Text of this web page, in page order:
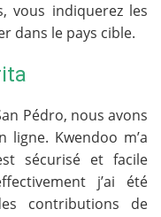
vous indiquerez les
dans le pays cible.
Pédro, nous avons
Kwendoo m’a
sécurisé et facile
j’ai été
contributions de